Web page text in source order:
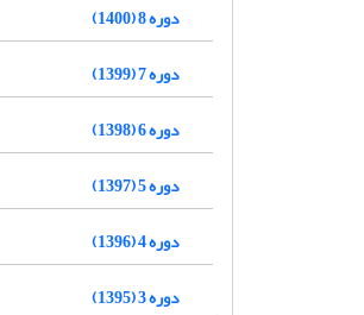
دوره 8 (1400)
دوره 7 (1399)
دوره 6 (1398)
دوره 5 (1397)
دوره 4 (1396)
دوره 3 (1395)